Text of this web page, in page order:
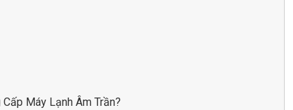
Máy Lạnh Âm Trần?